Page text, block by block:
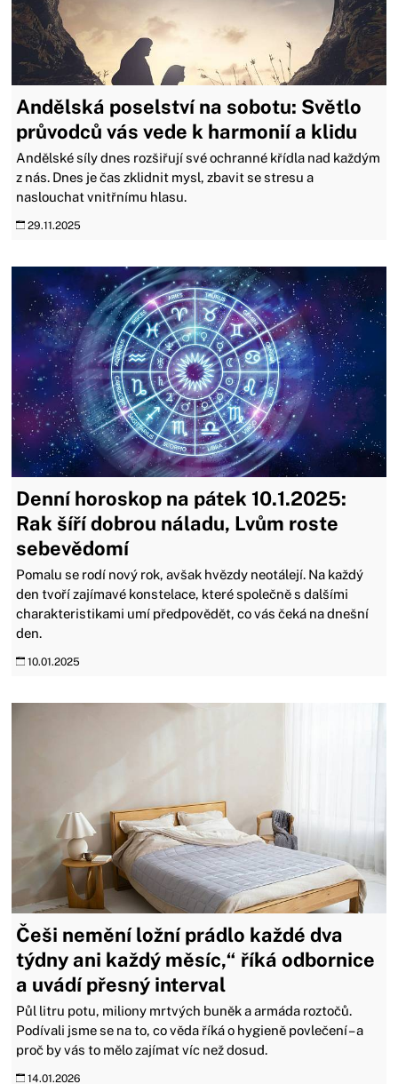
Andělská poselství na sobotu: Světlo
průvodců vás vede k harmonií a klidu
Andělské síly dnes rozšiřují své ochranné křídla nad každým
z nás. Dnes je čas zklidnit mysl, zbavit se stresu a
naslouchat vnitřnímu hlasu.
29.11.2025
Denní horoskop na pátek 10.1.2025:
Rak šíří dobrou náladu, Lvům roste
sebevědomí
Pomalu se rodí nový rok, avšak hvězdy neotálejí. Na každý
den tvoří zajímavé konstelace, které společně s dalšími
charakteristikami umí předpovědět, co vás čeká na dnešní
den.
10.01.2025
Češi nemění ložní prádlo každé dva
týdny ani každý měsíc,“ říká odbornice
a uvádí přesný interval
Půl litru potu, miliony mrtvých buněk a armáda roztočů.
Podívali jsme se na to, co věda říká o hygieně povlečení – a
proč by vás to mělo zajímat víc než dosud.
14.01.2026